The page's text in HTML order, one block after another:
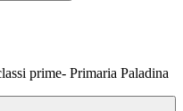
prime- Primaria Paladina